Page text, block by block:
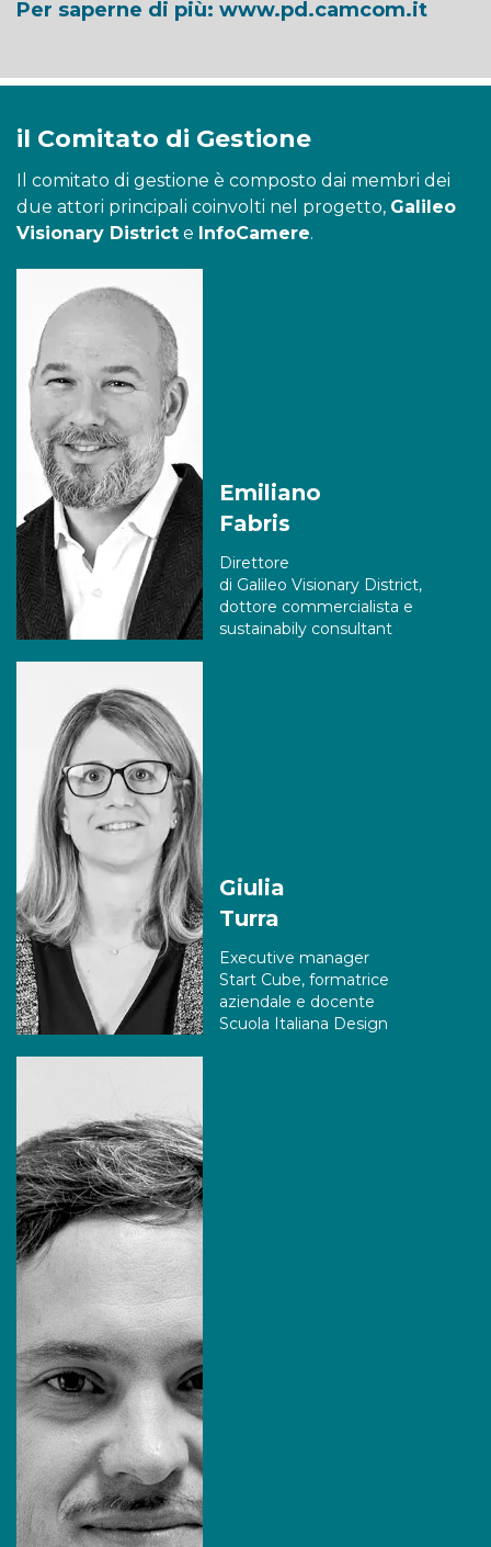
Per saperne di più: www.pd.camcom.it
il Comitato di Gestione
Il comitato di gestione è composto dai membri dei
due attori principali coinvolti nel progetto, Galileo
Visionary District e InfoCamere.
Emiliano
Fabris
Direttore
di Galileo Visionary District,
dottore commercialista e
sustainabily consultant
Giulia
Turra
Executive manager
Start Cube, formatrice
aziendale e docente
Scuola Italiana Design